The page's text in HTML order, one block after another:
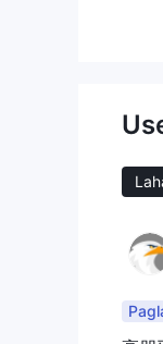
hindi
Mga
GPP
iba't